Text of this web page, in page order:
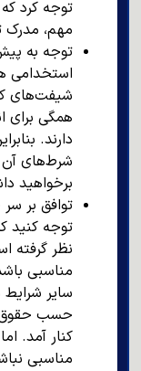
توجه کرد
مهم، مدرک
توجه به
استخدامی
شیفت‌های
همگی برای
دارند‌.
شرط‌های آن
برخواهید
توافق بر
توجه کنید
نظر گرفته
مناسبی
سایر
حسب حقوق
کنار آمد‌.
مناسبی